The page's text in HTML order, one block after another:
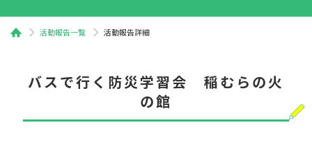
活動報告一覧 活動報告詳細
バスで行く防災学習会 稲むらの火
の館